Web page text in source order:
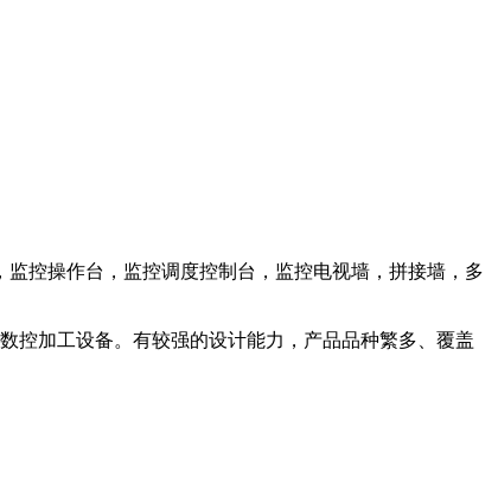
控操作台，监控调度控制台，监控电视墙，拼接墙，多
控加工设备。有较强的设计能力，产品品种繁多、覆盖